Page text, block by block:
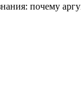
почему